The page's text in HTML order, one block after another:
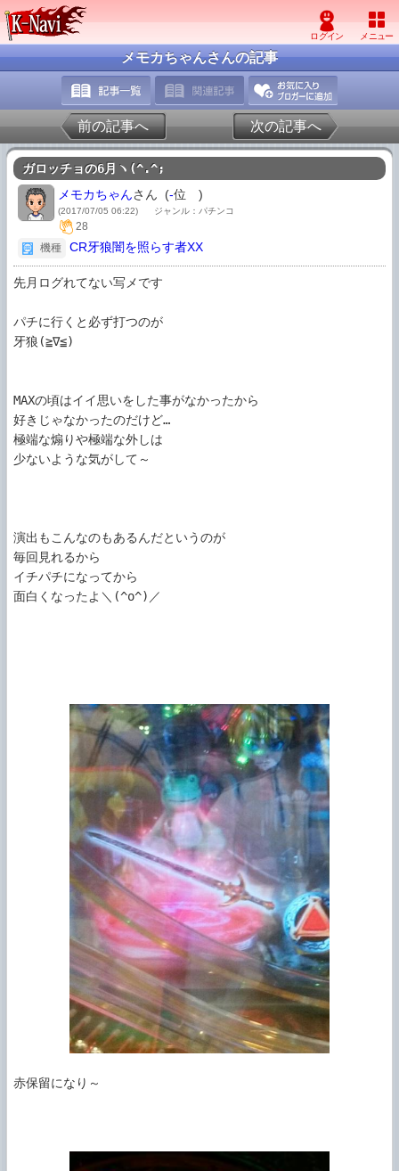
メモカちゃんさんの記事
前の記事へ 次の記事へ
ガロッチョの6月ヽ(^.^;
メモカちゃんさん (-位 )
(2017/07/05 06:22) ジャンル：パチンコ
28
機種
CR牙狼闇を照らす者XX
先月ログれてない写メです
パチに行くと必ず打つのが
牙狼(≧∇≦)
MAXの頃はイイ思いをした事がなかったから
好きじゃなかったのだけど…
極端な煽りや極端な外しは
少ないような気がして～
演出もこんなのもあるんだというのが
毎回見れるから
イチパチになってから
面白くなったよ＼(^o^)／
赤保留になり～